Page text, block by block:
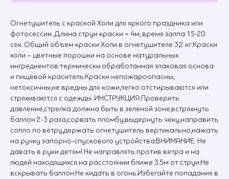
Огнетушитель с краской Холи для яркого праздника или
фотосессии. Длина струи краски ≈ 4м, время залпа 15-20
сек. Общий объем краски Холи в огнетушителе 3,2 кг.Краски
холи – цветные порошки на основе натуральных
ингредиентов:термически обработанная злаковая основа
и пищевой краситель.Краски непожароопасны,
нетоксичны,не вредны для кожи,легко отстирываются или
стряхиваются с одежды. ИНСТРУКЦИЯ:Проверить
давление,стрелка должна быть в зеленой зоне,встряхнуть
баллон 2-3 раза,сорвать пломбу,выдернуть чеку,направить
сопло по ветру,держать огнетушитель вертикально,нажать
на ручку запорно-спускового устройства.ВНИМАНИЕ: Не
давать в руки детям! Не направлять против ветра и на
людей находящихся на расстоянии ближе 3.5м от струи.Не
вскрывать баллон.Не кидать в огонь.Избегайте попадания в